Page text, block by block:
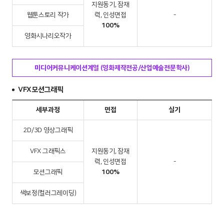
지원동기, 잠재
력, 인성면접
100%
-
웹툰스토리 작가
영화시나리오작가
미디어커뮤니케이션계열 (영화제작전공/산업예술전문학사)
VFX모션그래픽
세부과정 면접 실기
2D/3D 영상그래픽
지원동기, 잠재
력, 인성면접
100%
-
VFX 그래픽스
모션그래픽
색보정(컬러그레이딩)